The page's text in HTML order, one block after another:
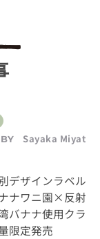
Sayaka Miyat
デザインラベル
ナワニ園×反射
バナナ使用クラ
限定発売